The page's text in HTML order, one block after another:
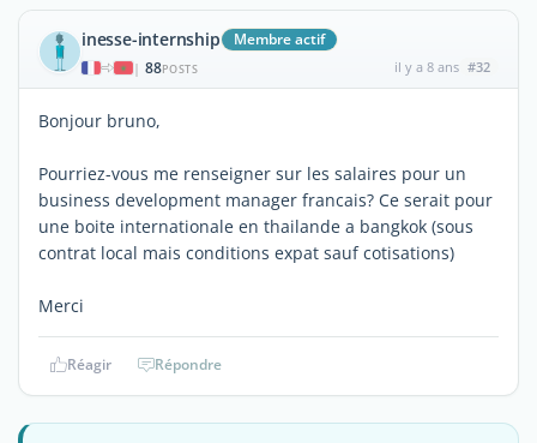
inesse-internship Membre actif
| 88POSTS il y a 8 ans #32
Bonjour bruno,
Pourriez-vous me renseigner sur les salaires pour un
business development manager francais? Ce serait pour
une boite internationale en thailande a bangkok (sous
contrat local mais conditions expat sauf cotisations)
Merci
Réagir Répondre